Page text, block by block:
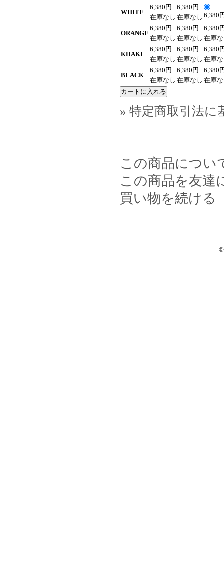
WHITE
6,380円
在庫なし
6,380円
在庫なし 6,380
ORANGE
6,380円
在庫なし
6,380円
在庫なし
6,380
在庫
KHAKI
6,380円
在庫なし
6,380円
在庫なし
6,380
在庫
BLACK
6,380円
在庫なし
6,380円
在庫なし
6,380
在庫
» 特定商取引法に
この商品につい
この商品を友達
買い物を続ける
©